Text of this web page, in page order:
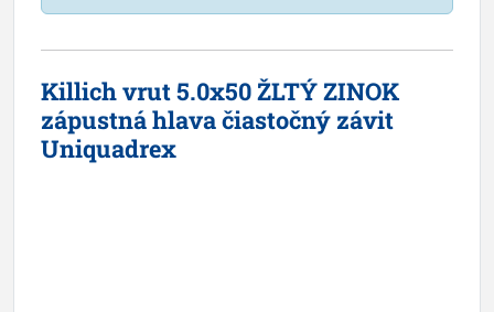
Killich vrut 5.0x50 ŽLTÝ ZINOK
zápustná hlava čiastočný závit
Uniquadrex